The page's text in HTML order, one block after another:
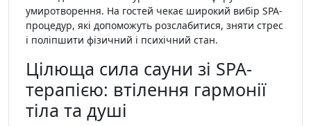
умиротворення. На гостей чекає широкий вибір SPA-
процедур, які допоможуть розслабитися, зняти стрес
і поліпшити фізичний і психічний стан.
Цілюща сила сауни зі SPA-
терапією: втілення гармонії
тіла та душі